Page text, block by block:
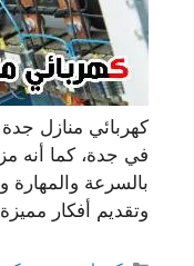
في جدة، كما أنه
بالسرعة والمهارة
وتقديم أفكار